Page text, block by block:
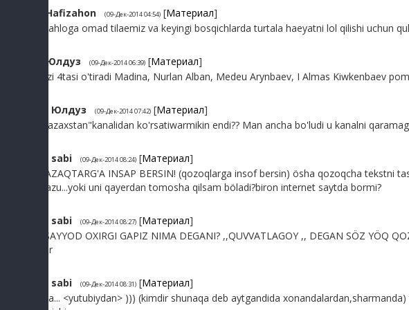
Hafizahon (09-Дек-2014 04:54) [Материал]
Shahloga omad tilaemiz va keyingi bosqichlarda turtala haeyatni lol qilishi uchun
Юлдуз (09-Дек-2014 06:39) [Материал]
O'zi 4tasi o'tiradi Madina, Nurlan Alban, Medeu Arynbaev, I Almas Kiwkenbaev
Юлдуз (09-Дек-2014 07:42) [Материал]
"Kazaxstan"kanalidan ko'rsatiwarmikin endi?? Man ancha bo'ludi u kanalni
sabi (09-Дек-2014 08:24) [Материал]
QAZAQTARG'A INSAP BERSIN! (qozoqlarga insof bersin) ösha qozoqcha tekstni
srazu...yoki uni qayerdan tomosha qilsam böladi?biron internet saytda bormi?
sabi (09-Дек-2014 08:27) [Материал]
))SAYYOD OXIRGI GAPIZ NIMA DEGANI? ,,QUVVATLAGOY ,, DEGAN SÖZ YÖQ
bor
sabi (09-Дек-2014 08:31) [Материал]
haa... <yutubiydan> ))) (kimdir shunaqa deb aytgandida